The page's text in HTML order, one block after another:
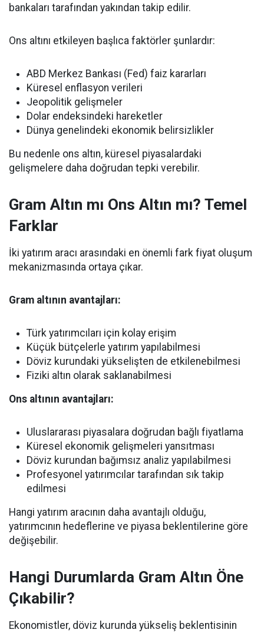
bankaları tarafından yakından takip edilir.
Ons altını etkileyen başlıca faktörler şunlardır:
ABD Merkez Bankası (Fed) faiz kararları
Küresel enflasyon verileri
Jeopolitik gelişmeler
Dolar endeksindeki hareketler
Dünya genelindeki ekonomik belirsizlikler
Bu nedenle ons altın, küresel piyasalardaki
gelişmelere daha doğrudan tepki verebilir.
Gram Altın mı Ons Altın mı? Temel
Farklar
İki yatırım aracı arasındaki en önemli fark fiyat oluşum
mekanizmasında ortaya çıkar.
Gram altının avantajları:
Türk yatırımcıları için kolay erişim
Küçük bütçelerle yatırım yapılabilmesi
Döviz kurundaki yükselişten de etkilenebilmesi
Fiziki altın olarak saklanabilmesi
Ons altının avantajları:
Uluslararası piyasalara doğrudan bağlı fiyatlama
Küresel ekonomik gelişmeleri yansıtması
Döviz kurundan bağımsız analiz yapılabilmesi
Profesyonel yatırımcılar tarafından sık takip
edilmesi
Hangi yatırım aracının daha avantajlı olduğu,
yatırımcının hedeflerine ve piyasa beklentilerine göre
değişebilir.
Hangi Durumlarda Gram Altın Öne
Çıkabilir?
Ekonomistler, döviz kurunda yükseliş beklentisinin